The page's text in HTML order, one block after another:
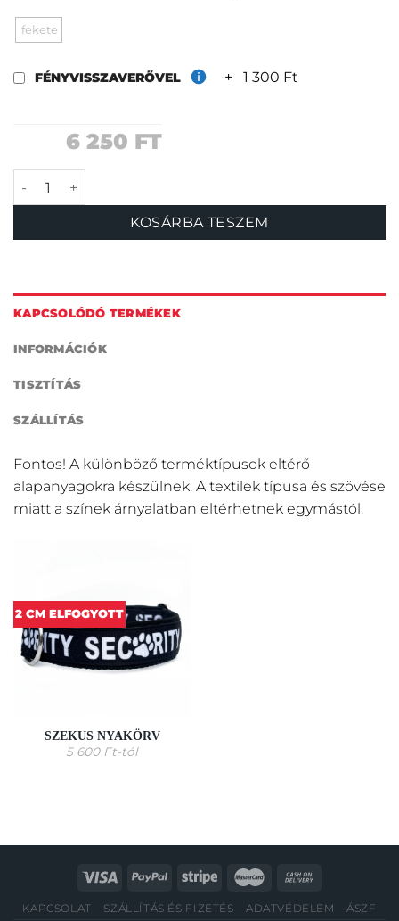
fekete
FÉNYVISSZAVERŐVEL + 1 300 Ft
6 250 FT
Szekus póráz mennyiség
KOSÁRBA TESZEM
KAPCSOLÓDÓ TERMÉKEK
INFORMÁCIÓK
TISZTÍTÁS
SZÁLLÍTÁS
Fontos! A különböző terméktípusok eltérő
alapanyagokra készülnek. A textilek típusa és szövése
miatt a színek árnyalatban eltérhetnek egymástól.
2 CM ELFOGYOTT
SZEKUS NYAKÖRV
5 600 Ft-tól
KAPCSOLAT SZÁLLÍTÁS ÉS FIZETÉS ADATVÉDELEM ÁSZF